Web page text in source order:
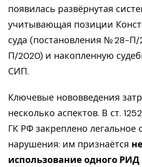
появилась развёрнутая
учитывающая позиции
суда (постановления № 28-
П/2020) и накопленную
СИП.
Ключевые нововведения
несколько аспектов. В ст. 1252
ГК РФ закреплено легальное
нарушения: им признаётся
использование одного РИД